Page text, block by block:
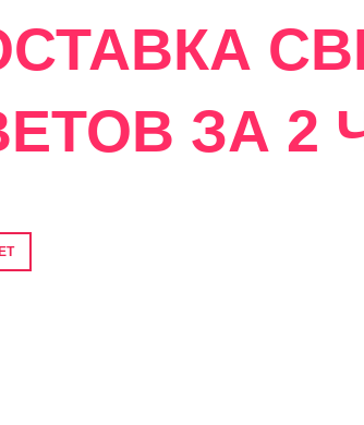
ЗА 2